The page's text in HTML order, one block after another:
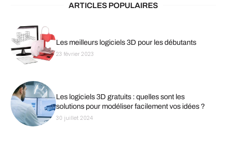
ARTICLES POPULAIRES
Les meilleurs logiciels 3D pour les débutants
23 février 2023
Les logiciels 3D gratuits : quelles sont les
solutions pour modéliser facilement vos idées ?
30 juillet 2024